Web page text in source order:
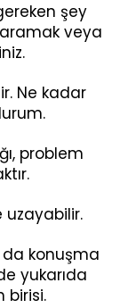
şey
veya
Ne kadar
problem
uzayabilir.
konuşma
yukarıda
birisi.